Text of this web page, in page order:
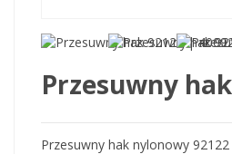
Przesuwny
Przesuwny hak nylonowy 92122